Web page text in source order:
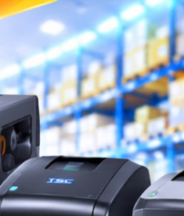
FAQs
Our Customer